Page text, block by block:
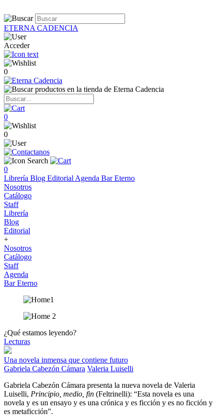
ETERNA CADENCIA
Acceder
0
0
0
0
Librería Blog Editorial Agenda Bar Eterno
Nosotros
Catálogo
Staff
Librería
Blog
Editorial
+
Nosotros
Catálogo
Staff
Agenda
Bar Eterno
¿Qué estamos leyendo?
Lecturas
Una novela inmensa que contiene futuro
Gabriela Cabezón Cámara Valeria Luiselli
Gabriela Cabezón Cámara presenta la nueva novela de Valeria
Luiselli, Principio, medio, fin (Feltrinelli): “Esta novela es una
novela y es un ensayo y es una crónica y es ficción y es no ficción y
es metaficción”.